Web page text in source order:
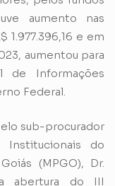
aumento nas
1.977.396,16 e em
aumentou para
de Informações
Federal.
sub-procurador
Institucionais do
(MPGO), Dr.
abertura do III